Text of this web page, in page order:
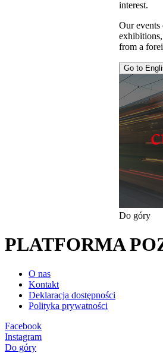
interest.
Our events
from a
Go to
Do góry
PLATFORMA
O nas
Kontakt
Deklaracja dostępności
Polityka prywatności
Facebook
Instagram
Do góry